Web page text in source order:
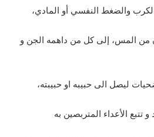
والضغط النفسي أو المادي،
من المس، إلى كل من داهمه الجن و
ليصل الى حبيبه او حبيبته،
الأعداء المتربصين به